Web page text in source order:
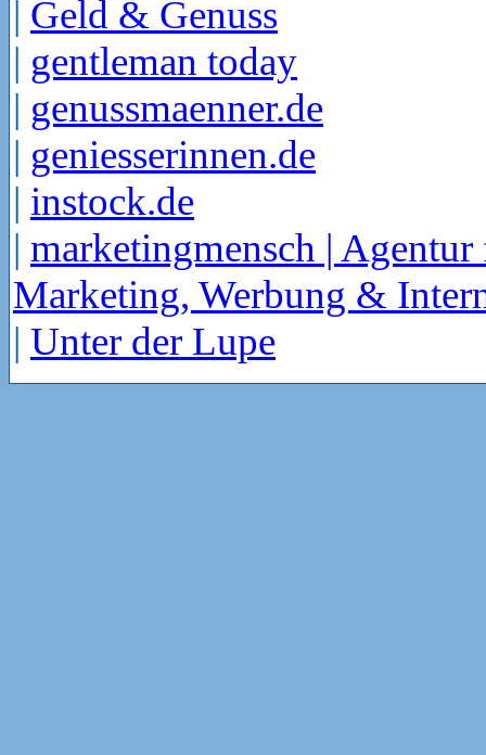
| Geld & Genuss
| gentleman today
| genussmaenner.de
| geniesserinnen.de
| instock.de
| marketingmensch | Agentur
Marketing, Werbung &
| Unter der Lupe